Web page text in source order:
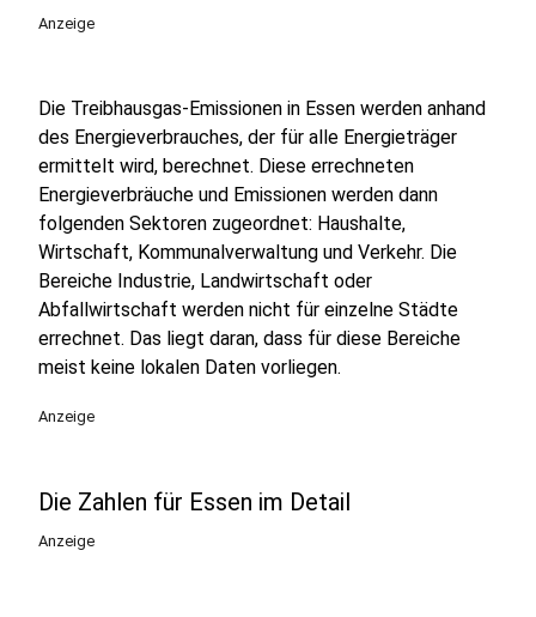
Anzeige
Die Treibhausgas-Emissionen in Essen werden anhand
des Energieverbrauches, der für alle Energieträger
ermittelt wird, berechnet. Diese errechneten
Energieverbräuche und Emissionen werden dann
folgenden Sektoren zugeordnet: Haushalte,
Wirtschaft, Kommunalverwaltung und Verkehr. Die
Bereiche Industrie, Landwirtschaft oder
Abfallwirtschaft werden nicht für einzelne Städte
errechnet. Das liegt daran, dass für diese Bereiche
meist keine lokalen Daten vorliegen.
Anzeige
Die Zahlen für Essen im Detail
Anzeige